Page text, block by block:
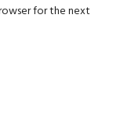
for the next